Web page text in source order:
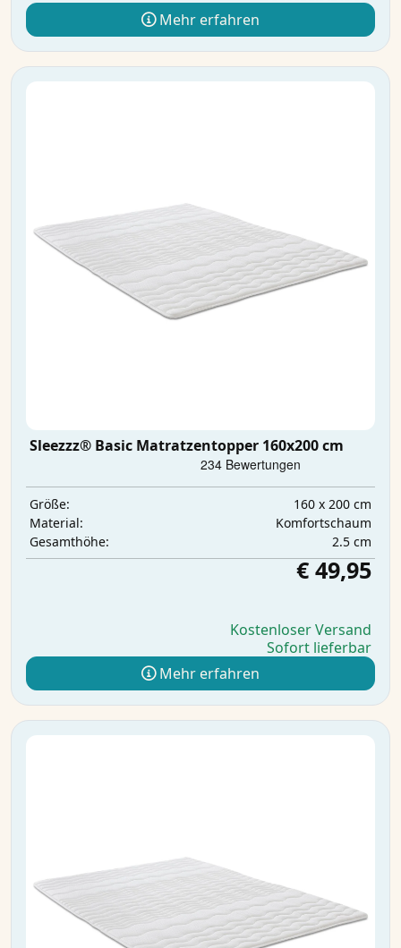
Mehr erfahren
Sleezzz® Basic Matratzentopper 160x200 cm
Größe:
160 x 200 cm
Material:
Komfortschaum
Gesamthöhe:
2.5 cm
€ 49,95
Kostenloser Versand
Sofort lieferbar
Mehr erfahren